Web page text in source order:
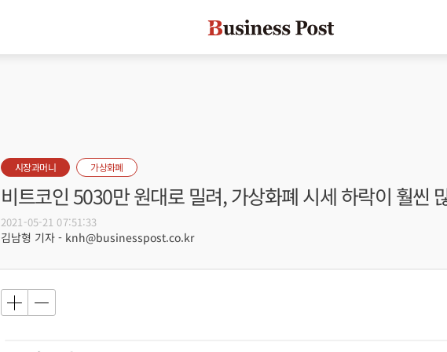
시장과머니 가상화폐
비트코인 5030만 원대로 밀려, 가상화폐 시세 하락이 훨씬
2021-05-21 07:51:33
김남형 기자 - knh@businesspost.co.kr